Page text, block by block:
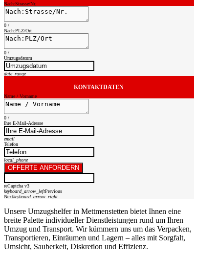
Nach:Strasse/Nr.
0 /
Nach:PLZ/Ort
0 /
Umzugsdatum
date_range
KONTAKTDATEN
Name / Vorname
0 /
Ihre E-Mail-Adresse
email
Telefon
local_phone
OFFERTE ANFORDERN
reCaptcha v3
keyboard_arrow_leftPrevious
Nextkeyboard_arrow_right
Unsere Umzugshelfer in Mettmenstetten bietet Ihnen eine
breite Palette individueller Dienstleistungen rund um Ihren
Umzug und Transport. Wir kümmern uns um das Verpacken,
Transportieren, Einräumen und Lagern – alles mit Sorgfalt,
Umsicht, Sauberkeit, Diskretion und Effizienz.